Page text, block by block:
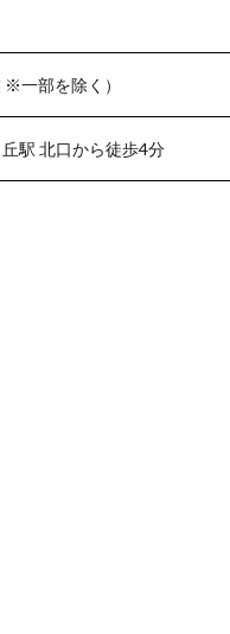
一部を除く）
駅 北口から徒歩4分